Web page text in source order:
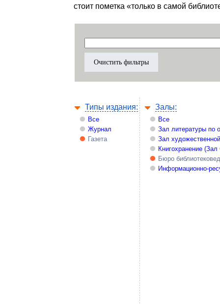
стоит пометка «только в самой
Типы издания:
Все
Журнал
Газета
Залы:
Все
Зал литературы по
Зал
Книгохранение
Бюро
Информационно-